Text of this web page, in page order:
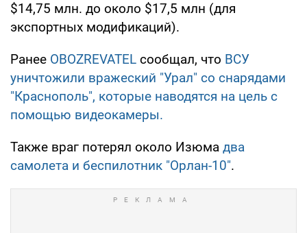
$14,75 млн. до около $17,5 млн (для
экспортных модификаций).
Ранее OBOZREVATEL сообщал, что ВСУ
уничтожили вражеский "Урал" со снарядами
"Краснополь", которые наводятся на цель с
помощью видеокамеры.
Также враг потерял около Изюма два
самолета и беспилотник "Орлан-10".